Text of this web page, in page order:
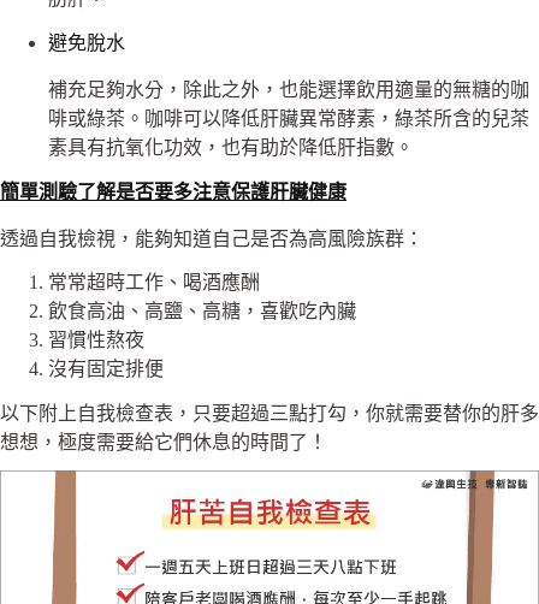
避免脫水
補充足夠水分，除此之外，也能選擇飲用適量的無糖的咖
啡或綠茶。咖啡可以降低肝臟異常酵素，綠茶所含的兒茶
素具有抗氧化功效，也有助於降低肝指數。
簡單測驗了解是否要多注意保護肝臟健康
透過自我檢視，能夠知道自己是否為高風險族群：
常常超時工作、喝酒應酬
飲食高油、高鹽、高糖，喜歡吃內臟
習慣性熬夜
沒有固定排便
以下附上自我檢查表，只要超過三點打勾，你就需要替你的肝多
想想，極度需要給它們休息的時間了！